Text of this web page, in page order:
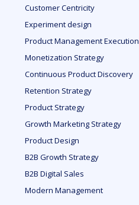
Customer Centricity
Experiment design
Product Management Execution
Monetization Strategy
Continuous Product Discovery
Retention Strategy
Product Strategy
Growth Marketing Strategy
Product Design
B2B Growth Strategy
B2B Digital Sales
Modern Management